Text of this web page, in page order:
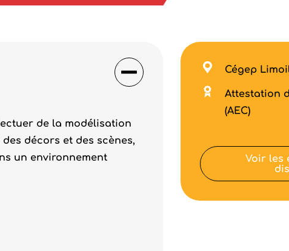
de la modélisation
décors et des scènes,
un environnement
Cégep
Attestation
(AEC)
Voir les